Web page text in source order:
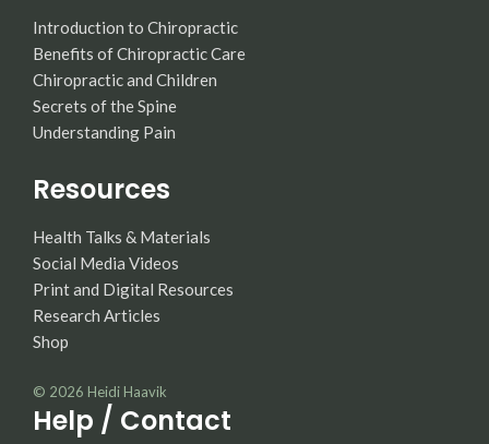
Introduction to Chiropractic
Benefits of Chiropractic Care
Chiropractic and Children
Secrets of the Spine
Understanding Pain
Resources
Health Talks & Materials
Social Media Videos
Print and Digital Resources
Research Articles
Shop
© 2026 Heidi Haavik
Help / Contact